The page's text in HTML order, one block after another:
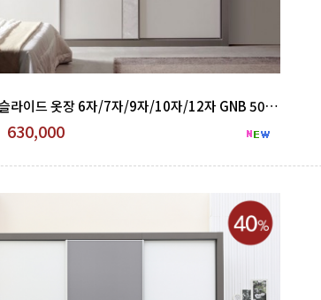
노아 실속형 슬라이드 옷장 6자/7자/9자/10자/12자 GNB 500-26
630,000